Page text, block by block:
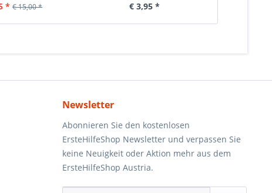
* € 15,00 * € 3,95 *
Newsletter
Abonnieren Sie den kostenlosen
ErsteHilfeShop Newsletter und verpassen Sie
keine Neuigkeit oder Aktion mehr aus dem
ErsteHilfeShop Austria.